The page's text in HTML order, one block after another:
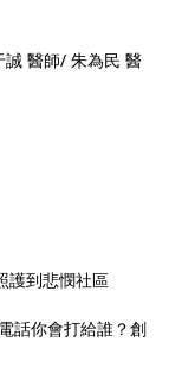
誠 醫師/ 朱為民 醫
護到悲憫社區
話你會打給誰？創